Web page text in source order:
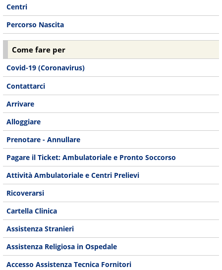
Centri
Percorso Nascita
Come fare per
Covid-19 (Coronavirus)
Contattarci
Arrivare
Alloggiare
Prenotare - Annullare
Pagare il Ticket: Ambulatoriale e Pronto Soccorso
Attività Ambulatoriale e Centri Prelievi
Ricoverarsi
Cartella Clinica
Assistenza Stranieri
Assistenza Religiosa in Ospedale
Accesso Assistenza Tecnica Fornitori